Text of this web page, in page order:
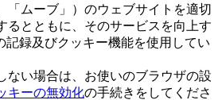
「ムーブ」）のウェブサイトを適切
るとともに、そのサービスを向上す
記録及びクッキー機能を使用してい
ない場合は、お使いのブラウザの設
キーの無効化の手続きをしてくださ